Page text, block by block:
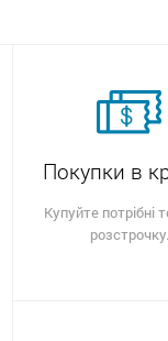
Покупки в
Купуйте потрібні
розстрочку.